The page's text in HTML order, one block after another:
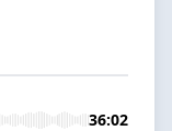
36:02